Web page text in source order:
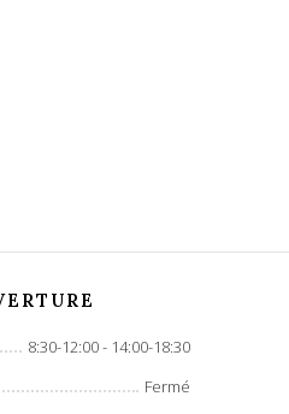
8:30-12:00 - 14:00-18:30
Fermé